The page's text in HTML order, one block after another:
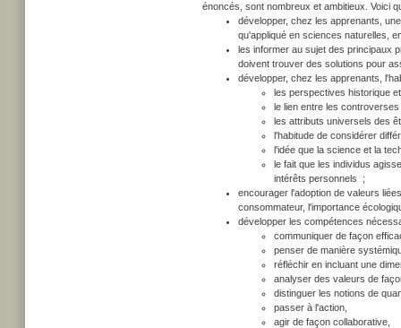
énoncés, sont nombreux et ambitieux. Voici
développer, chez les apprenants,
qu'appliqué en sciences naturelles,
les informer au sujet des principaux
doivent trouver des solutions pour
développer, chez les apprenants,
les perspectives historique
le lien entre les
les attributs universels des
l'habitude de considérer
l'idée que la science et la
le fait que les individus
intérêts personnels ;
encourager l'adoption de valeurs
consommateur, l'importance
développer les compétences
communiquer de façon
penser de manière
réfléchir en incluant une
analyser des valeurs de
distinguer les notions de
passer à l'action,
agir de façon collaborative,